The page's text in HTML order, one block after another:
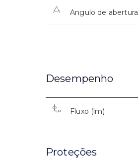
Angulo de abertura
Desempenho
Fluxo (lm)
Proteções